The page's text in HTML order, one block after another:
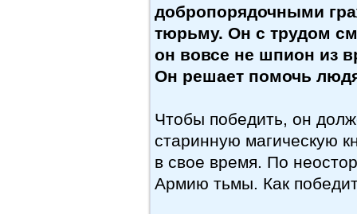
добропорядочными
тюрьму. Он с трудом
он вовсе не шпион из
Он решает помочь
Чтобы победить, он
старинную магическую
в свое время. По
Армию тьмы. Как